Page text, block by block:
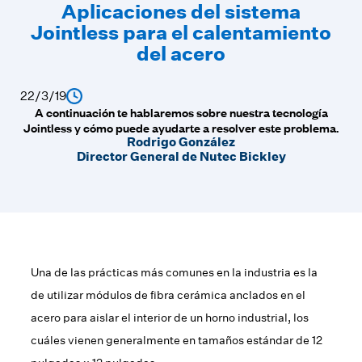
Aplicaciones del sistema
Jointless para el calentamiento
del acero
22/3/19
A continuación te hablaremos sobre nuestra tecnología
Jointless y cómo puede ayudarte a resolver este problema.
Rodrigo González
Director General de Nutec Bickley
Una de las prácticas más comunes en la industria es la
de utilizar módulos de fibra cerámica anclados en el
acero para aislar el interior de un horno industrial, los
cuáles vienen generalmente en tamaños estándar de 12